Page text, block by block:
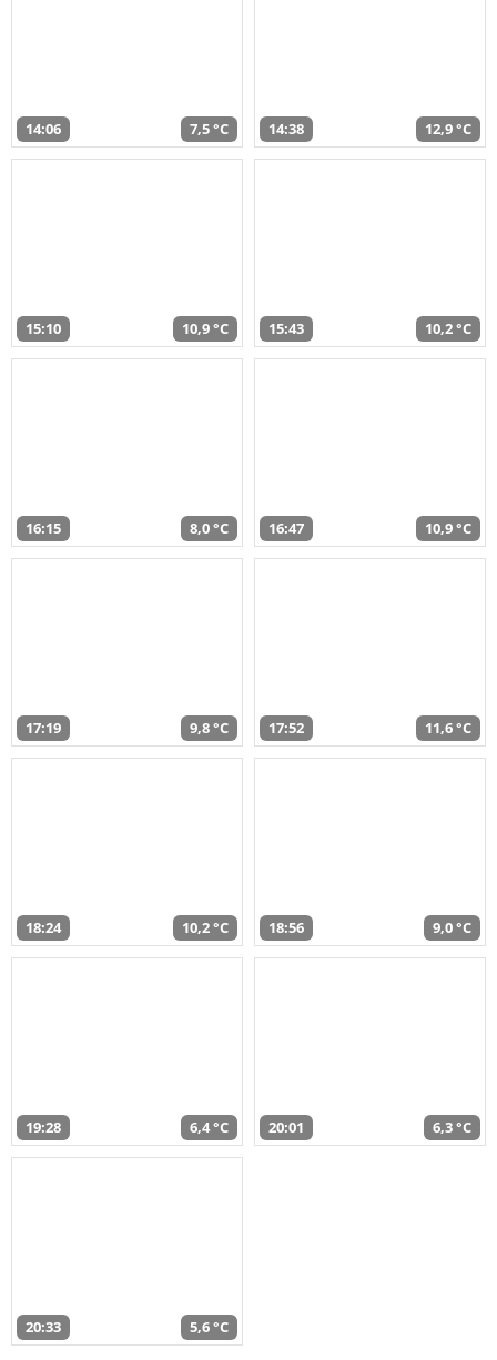
14:06 7,5 °C 14:38 12,9 °C
15:10 10,9 °C 15:43 10,2 °C
16:15 8,0 °C 16:47 10,9 °C
17:19 9,8 °C 17:52 11,6 °C
18:24 10,2 °C 18:56 9,0 °C
19:28 6,4 °C 20:01 6,3 °C
20:33 5,6 °C